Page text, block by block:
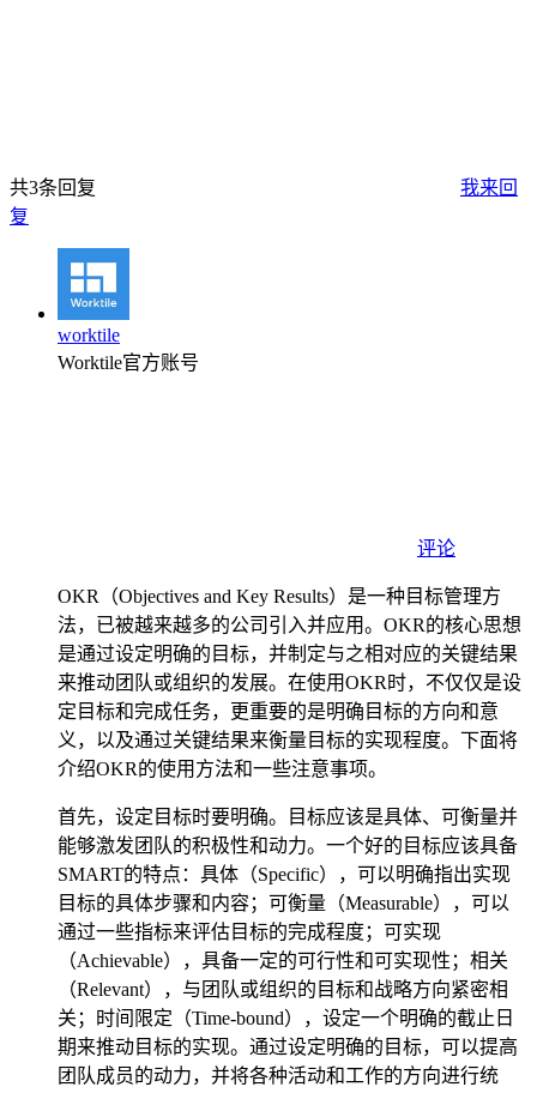
共3条回复
我来回
复
worktile
Worktile官方账号
评论
OKR（Objectives and Key Results）是一种目标管理方
法，已被越来越多的公司引入并应用。OKR的核心思想
是通过设定明确的目标，并制定与之相对应的关键结果
来推动团队或组织的发展。在使用OKR时，不仅仅是设
定目标和完成任务，更重要的是明确目标的方向和意
义，以及通过关键结果来衡量目标的实现程度。下面将
介绍OKR的使用方法和一些注意事项。
首先，设定目标时要明确。目标应该是具体、可衡量并
能够激发团队的积极性和动力。一个好的目标应该具备
SMART的特点：具体（Specific），可以明确指出实现
目标的具体步骤和内容；可衡量（Measurable），可以
通过一些指标来评估目标的完成程度；可实现
（Achievable），具备一定的可行性和可实现性；相关
（Relevant），与团队或组织的目标和战略方向紧密相
关；时间限定（Time-bound），设定一个明确的截止日
期来推动目标的实现。通过设定明确的目标，可以提高
团队成员的动力，并将各种活动和工作的方向进行统